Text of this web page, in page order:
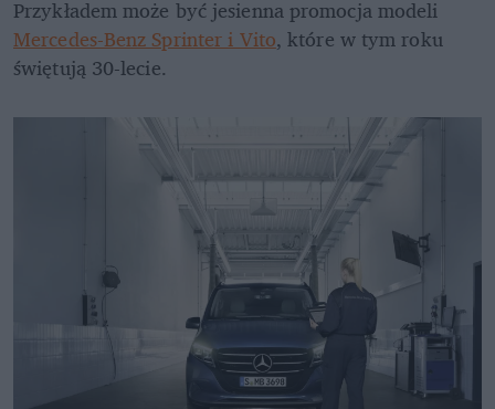
Mercedes-Benz Sprinter i Vito, które w tym roku
świętują 30-lecie.